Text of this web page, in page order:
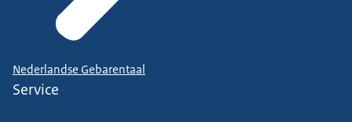
Nederlandse Gebarentaal
Service